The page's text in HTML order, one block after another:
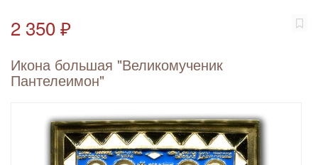
2 350 ₽
Икона большая "Великомученик
Пантелеимон"